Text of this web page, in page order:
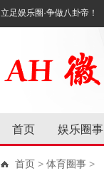
立足娱乐圈·争做八卦帝！
首页 娱乐圈事
首页 > 体育圈事 >